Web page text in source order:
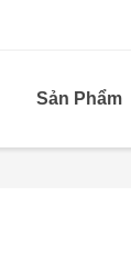
Sản Phẩm